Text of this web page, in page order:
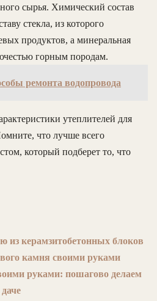
сырья. Химический состав
стекла, из которого
продуктов, а минеральная
горным породам.
ремонта водопровода
утеплителей для
что лучше всего
который подберет то, что
из керамзитобетонных блоков
камня своими руками
руками: пошагово делаем